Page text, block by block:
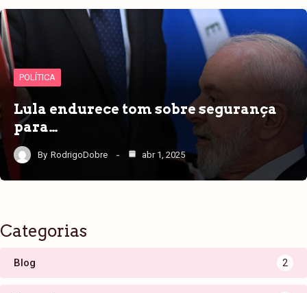
POLÍTICA
Lula endurece tom sobre segurança
para…
By RodrigoDobre abr 1, 2025
Categorias
Blog 2